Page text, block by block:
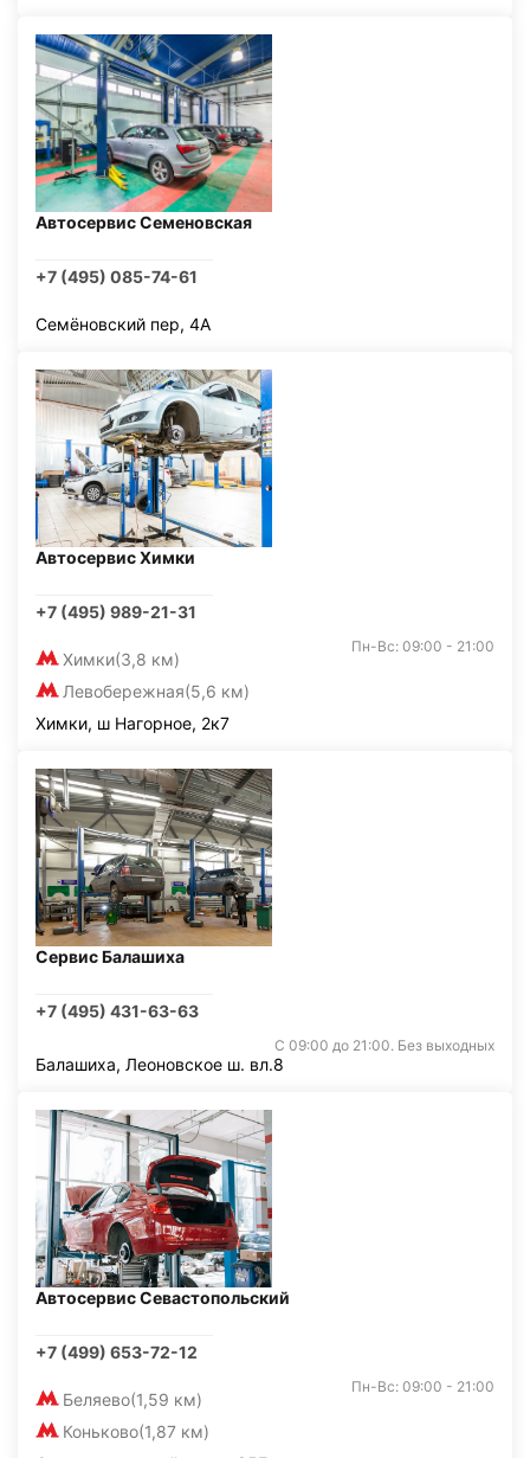
Автосервис Семеновская
+7 (495) 085-74-61
Семёновский пер, 4А
Автосервис Химки
+7 (495) 989-21-31
Химки(3,8 км)
Левобережная(5,6 км)
Пн-Вс: 09:00 - 21:00
Химки, ш Нагорное, 2к7
Сервис Балашиха
+7 (495) 431-63-63
С 09:00 до 21:00. Без выходных
Балашиха, Леоновское ш. вл.8
Автосервис Севастопольский
+7 (499) 653-72-12
Беляево(1,59 км)
Коньково(1,87 км)
Пн-Вс: 09:00 - 21:00